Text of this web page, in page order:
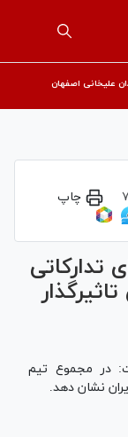
علیخانی اصفهان
چاپ
تدارکاتی
در مجموع تیم
نشان دهد.